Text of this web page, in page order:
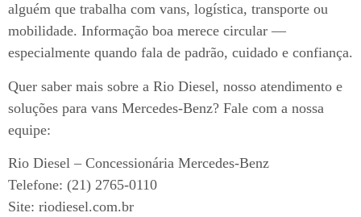
alguém que trabalha com vans, logística, transporte ou
mobilidade. Informação boa merece circular —
especialmente quando fala de padrão, cuidado e confiança.
Quer saber mais sobre a Rio Diesel, nosso atendimento e
soluções para vans Mercedes-Benz? Fale com a nossa
equipe:
Rio Diesel – Concessionária Mercedes-Benz
Telefone: (21) 2765-0110
Site: riodiesel.com.br